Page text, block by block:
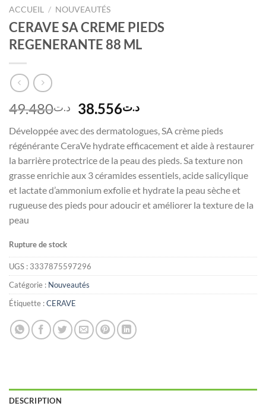
ACCUEIL / NOUVEAUTÉS
CERAVE SA CREME PIEDS
REGENERANTE 88 ML
د.ت49.480
Le
initial
était :
د.ت49.480.
د.ت38.556
Le
actuel
est :
د.ت38.556.
Développée avec des dermatologues, SA crème pieds
régénérante CeraVe hydrate efficacement et aide à restaurer
la barrière protectrice de la peau des pieds. Sa texture non
grasse enrichie aux 3 céramides essentiels, acide salicylique
et lactate d’ammonium exfolie et hydrate la peau sèche et
rugueuse des pieds pour adoucir et améliorer la texture de la
peau
Rupture de stock
UGS : 3337875597296
Catégorie : Nouveautés
Étiquette :CERAVE
DESCRIPTION